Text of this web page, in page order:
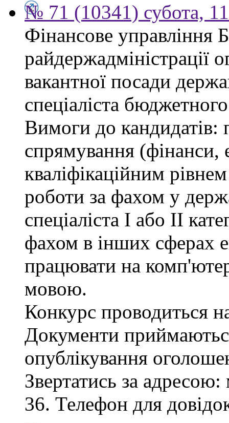
№ 71 (10341) субота,
Фінансове управління
райдержадміністрації
вакантної посади
спеціаліста бюджетного
Вимоги до кандидатів:
спрямування (фінанси,
кваліфікаційним
роботи за фахом у
спеціаліста І або ІІ
фахом в інших сферах
працювати на
мовою.
Конкурс проводиться
Документи
опублікування
Звертатись за
36. Телефон для